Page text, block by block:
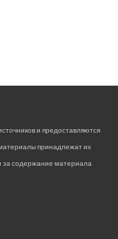
и предоставляются
принадлежат их
за содержание материала